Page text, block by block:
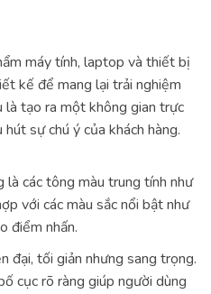
máy tính, laptop và thiết bị
kế để mang lại trải nghiệm
tạo ra một không gian trực
sự chú ý của khách hàng.
là các tông màu trung tính như
với các màu sắc nổi bật như
điểm nhấn.
đại, tối giản nhưng sang trọng.
cục rõ ràng giúp người dùng